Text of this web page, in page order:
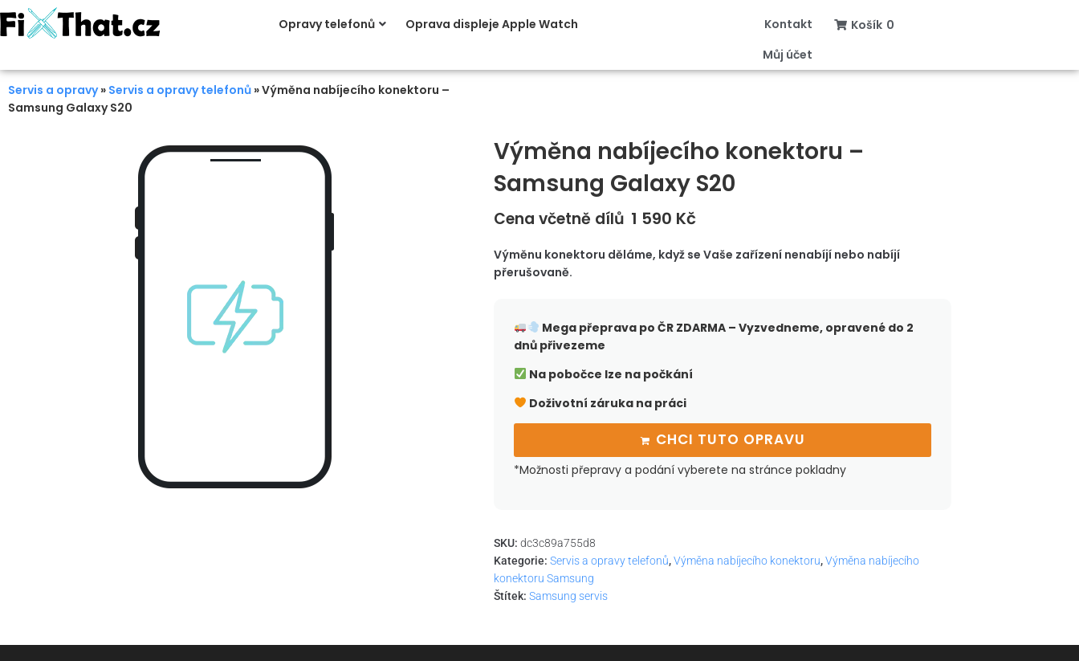
Opravy telefonů Oprava displeje Apple Watch
Kontakt
Můj účet
Košík 0
Servis a opravy» Servis a opravy telefonů »Výměna nabíjecího konektoru –
Samsung Galaxy S20
Výměna nabíjecího konektoru –
Samsung Galaxy S20
Cena včetně dílů 1 590 Kč
Výměnu konektoru děláme, když se Vaše zařízení nenabíjí nebo nabíjí
přerušovaně.
Mega přeprava po ČRZDARMA – Vyzvedneme, opravené do 2
dnů přivezeme
Na pobočce lze na počkání
Doživotní záruka na práci
CHCI TUTO OPRAVU
*Možnosti přepravy a podání vyberete na stránce pokladny
SKU: dc3c89a755d8
Kategorie: Servis a opravy telefonů,Výměna nabíjecího konektoru,Výměna nabíjecího
konektoru Samsung
Štítek: Samsung servis